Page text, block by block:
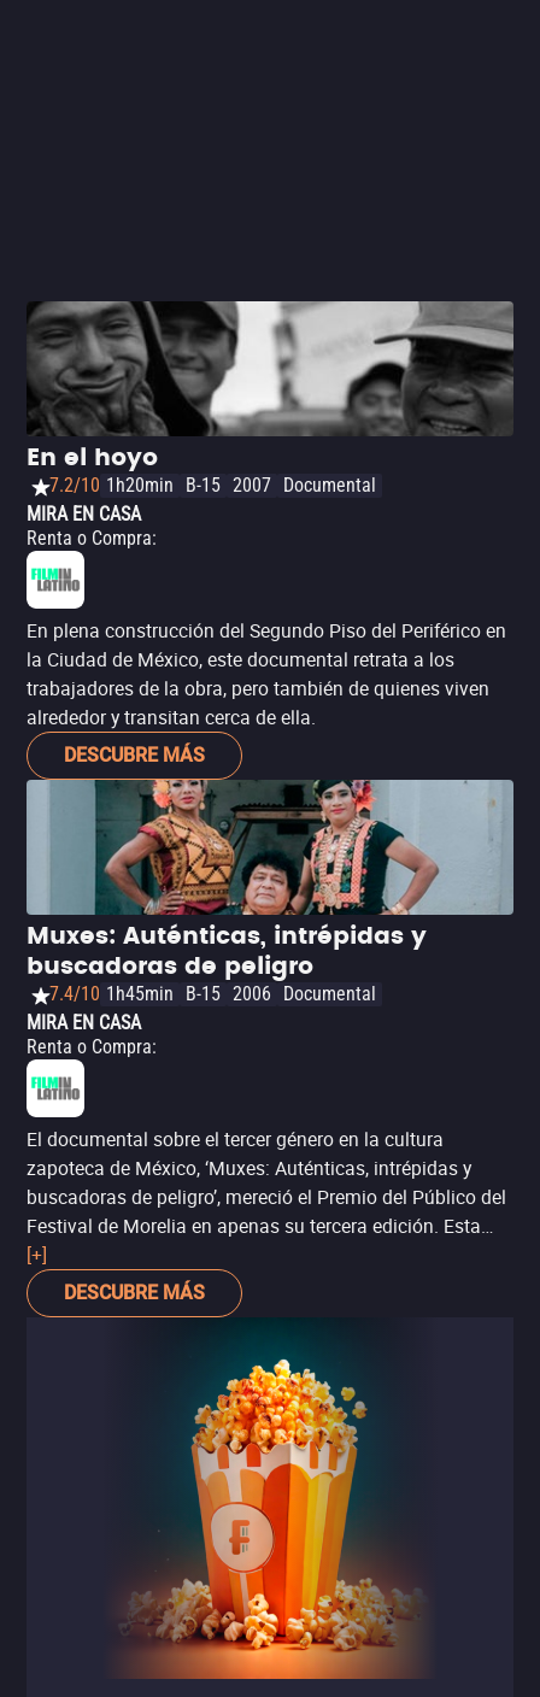
En el hoyo
7.2/10 1h20min B-15 2007 Documental
MIRA EN CASA
Renta o Compra:
En plena construcción del Segundo Piso del Periférico en
la Ciudad de México, este documental retrata a los
trabajadores de la obra, pero también de quienes viven
alrededor y transitan cerca de ella.
DESCUBRE MÁS
Muxes: Auténticas, intrépidas y
buscadoras de peligro
7.4/10 1h45min B-15 2006
Documental
MIRA EN CASA
Renta o Compra:
El documental sobre el tercer género en la cultura
zapoteca de México, ‘Muxes: Auténticas, intrépidas y
buscadoras de peligro’, mereció el Premio del Público del
Festival de Morelia en apenas su tercera edición. Esta
película retrata los aspectos más alegres de la identidad
muxe, pero también los más oscuros y dolorosos.
[+]
DESCUBRE MÁS